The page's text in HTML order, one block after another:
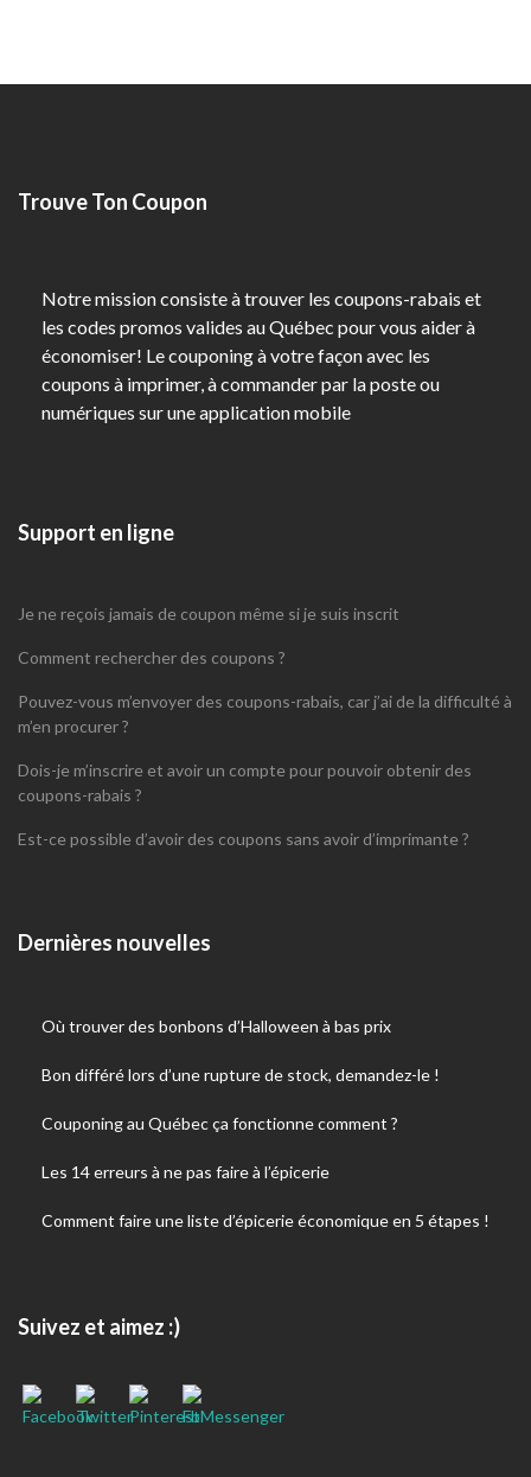
Trouve Ton Coupon
Notre mission consiste à trouver les coupons-rabais et
les codes promos valides au Québec pour vous aider à
économiser! Le couponing à votre façon avec les
coupons à imprimer, à commander par la poste ou
numériques sur une application mobile
Support en ligne
Je ne reçois jamais de coupon même si je suis inscrit
Comment rechercher des coupons ?
Pouvez-vous m’envoyer des coupons-rabais, car j’ai de la difficulté à
m’en procurer ?
Dois-je m’inscrire et avoir un compte pour pouvoir obtenir des
coupons-rabais ?
Est-ce possible d’avoir des coupons sans avoir d’imprimante ?
Dernières nouvelles
Où trouver des bonbons d’Halloween à bas prix
Bon différé lors d’une rupture de stock, demandez-le !
Couponing au Québec ça fonctionne comment ?
Les 14 erreurs à ne pas faire à l’épicerie
Comment faire une liste d’épicerie économique en 5 étapes !
Suivez et aimez :)